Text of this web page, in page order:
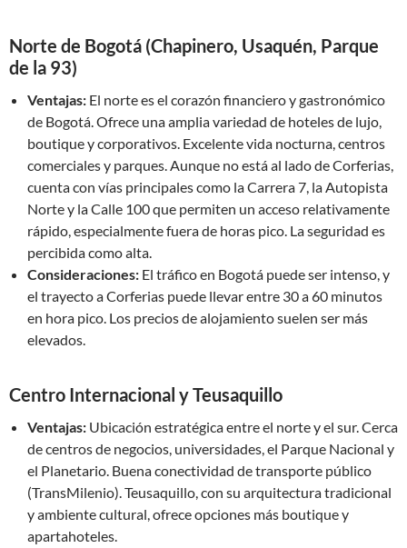
Norte de Bogotá (Chapinero, Usaquén, Parque
de la 93)
Ventajas: El norte es el corazón financiero y gastronómico
de Bogotá. Ofrece una amplia variedad de hoteles de lujo,
boutique y corporativos. Excelente vida nocturna, centros
comerciales y parques. Aunque no está al lado de Corferias,
cuenta con vías principales como la Carrera 7, la Autopista
Norte y la Calle 100 que permiten un acceso relativamente
rápido, especialmente fuera de horas pico. La seguridad es
percibida como alta.
Consideraciones: El tráfico en Bogotá puede ser intenso, y
el trayecto a Corferias puede llevar entre 30 a 60 minutos
en hora pico. Los precios de alojamiento suelen ser más
elevados.
Centro Internacional y Teusaquillo
Ventajas: Ubicación estratégica entre el norte y el sur. Cerca
de centros de negocios, universidades, el Parque Nacional y
el Planetario. Buena conectividad de transporte público
(TransMilenio). Teusaquillo, con su arquitectura tradicional
y ambiente cultural, ofrece opciones más boutique y
apartahoteles.